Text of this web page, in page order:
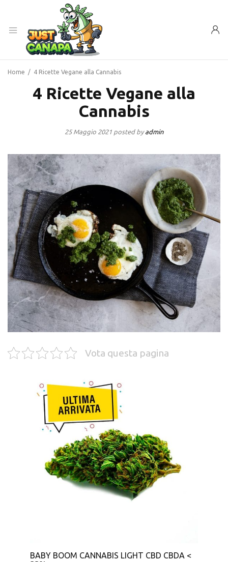
Home / 4 Ricette Vegane alla Cannabis
4 Ricette Vegane alla
Cannabis
25 Maggio 2021 posted byadmin
Vota questa pagina
BABY BOOM CANNABIS LIGHT CBD CBDA <